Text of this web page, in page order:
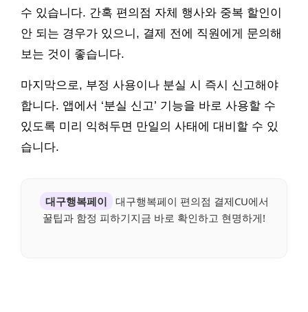
수 있습니다. 간혹 편의점 자체 행사와 중복 할인이
안 되는 경우가 있으니, 결제 전에 직원에게 문의해
보는 것이 좋습니다.
마지막으로, 부정 사용이나 분실 시 즉시 신고해야
합니다. 앱에서 ‘분실 신고’ 기능을 바로 사용할 수
있도록 미리 익혀두면 만일의 사태에 대비할 수 있
습니다.
대구행복페이
대구행복페이 편의점 결제CU에서
꿀팁과 함정 피하기지금 바로 확인하고 현명하게!